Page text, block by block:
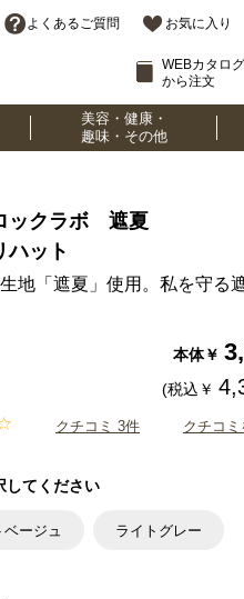
よくあるご質問 お気に入り
WEBカタログ
から注文
美容・健康・
趣味・その他
ックラボ 遮夏
ハット
地「遮夏」使用。私を守る
本体￥
(税込￥
クチコミ 3件 クチコミ
してください
ージュ ライトグレー